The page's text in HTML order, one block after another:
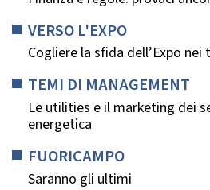
VERSO L'EXPO
Cogliere la sfida dell’Expo
TEMI DI MANAGEMENT
Le utilities e il marketing dei
energetica
FUORICAMPO
Saranno gli ultimi